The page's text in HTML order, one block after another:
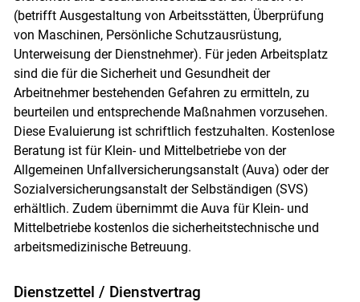
(betrifft Ausgestaltung von Arbeitsstätten, Überprüfung
von Maschinen, Persönliche Schutzausrüstung,
Unterweisung der Dienstnehmer). Für jeden Arbeitsplatz
sind die für die Sicherheit und Gesundheit der
Arbeitnehmer bestehenden Gefahren zu ermitteln, zu
beurteilen und entsprechende Maßnahmen vorzusehen.
Diese Evaluierung ist schriftlich festzuhalten. Kostenlose
Beratung ist für Klein- und Mittelbetriebe von der
Allgemeinen Unfallversicherungsanstalt (Auva) oder der
Sozialversicherungsanstalt der Selbständigen (SVS)
erhältlich. Zudem übernimmt die Auva für Klein- und
Mittelbetriebe kostenlos die sicherheitstechnische und
arbeitsmedizinische Betreuung.
Dienstzettel / Dienstvertrag